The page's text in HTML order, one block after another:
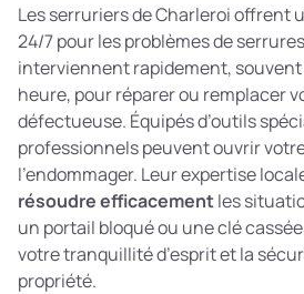
Les serruriers de Charleroi offrent
24/7 pour les problèmes de
interviennent rapidement, souvent
heure, pour réparer ou remplacer
défectueuse. Équipés d’outils
professionnels peuvent ouvrir
l’endommager. Leur expertise
résoudre efficacementles
un portail bloqué ou une clé
votre tranquillité d’esprit et la
propriété.